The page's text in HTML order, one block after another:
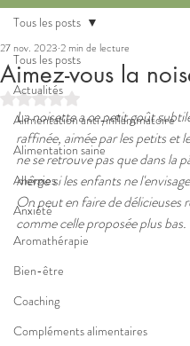
Tous les posts
Actualités
Alimentation anti-inflammatoire
Alimentation saine
Allergies
Anxiété
Aromathérapie
Bien-être
Coaching
Compléments alimentaires
Tous les posts
Aimez-vous la
27 nov. 2023 2 min de lecture
Noté NaN étoiles sur 5.
La noisette a ce petit goût
raffinée, aimée par les petits et
ne se retrouve pas que dans la
même si les enfants ne
On peut en faire de délicieuses
comme celle proposée plus bas.